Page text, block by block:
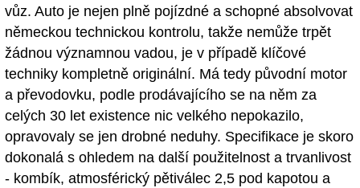
vůz. Auto je nejen plně pojízdné a schopné absolvovat
německou technickou kontrolu, takže nemůže trpět
žádnou významnou vadou, je v případě klíčové
techniky kompletně originální. Má tedy původní motor
a převodovku, podle prodávajícího se na něm za
celých 30 let existence nic velkého nepokazilo,
opravovaly se jen drobné neduhy. Specifikace je skoro
dokonalá s ohledem na další použitelnost a trvanlivost
- kombík, atmosférický pětiválec 2,5 pod kapotou a